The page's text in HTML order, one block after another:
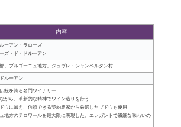
内容
ーアン・ラローズ
ズ・ド・ドルーアン
、ブルゴーニュ地方、ジュヴレ・シャンベルタン村
ルーアン
統を誇る名門ワイナリー
がら、革新的な精神でワイン造りを行う
ウに加え、信頼できる契約農家から厳選したブドウも使用
地方のテロワールを最大限に表現した、エレガントで繊細な味わいの